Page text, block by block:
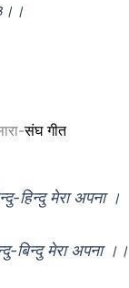
संघ गीत
हिन्दु मेरा अपना ।
बिन्दु मेरा अपना ।।